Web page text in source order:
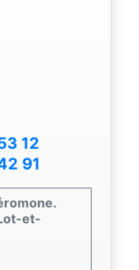
12
91
et-